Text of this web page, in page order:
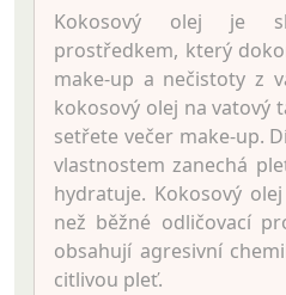
Kokosový olej je
prostředkem, který
make-up a nečistoty z
kokosový olej na vatový
setřete večer make-up.
vlastnostem zanechá
hydratuje. Kokosový
než běžné odličovací
obsahují agresivní
citlivou pleť.